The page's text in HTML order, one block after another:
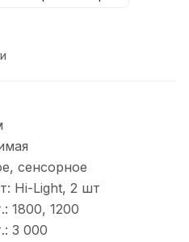
сенсорное
Hi-Light, 2 шт
1800, 1200
3 000